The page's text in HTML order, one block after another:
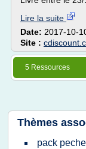
Lire la suite
Date: 2017-10-
Site :
5 Ressources
Thèmes
pack